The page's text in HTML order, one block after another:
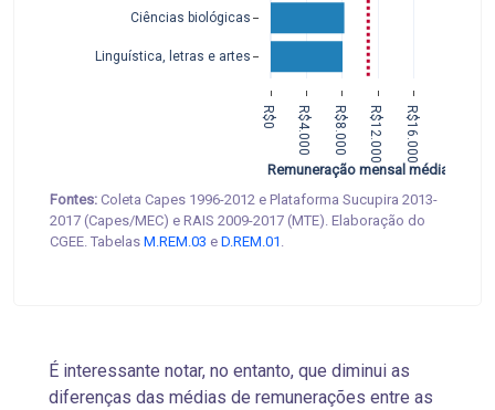
R$0 R$4.000 R$8.000 R$12.000 R$16.000
Linguística, letras e artes
Ciências biológicas
Remuneração mensal média
Fontes: Coleta Capes 1996-2012 e Plataforma Sucupira 2013-
2017 (Capes/MEC) e RAIS 2009-2017 (MTE). Elaboração do
CGEE. Tabelas M.REM.03 e D.REM.01 .
É interessante notar, no entanto, que diminui as
diferenças das médias de remunerações entre as